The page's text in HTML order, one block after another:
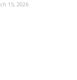
15, 2026